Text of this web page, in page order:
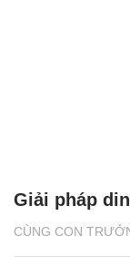
CÙNG CON
Giải pháp